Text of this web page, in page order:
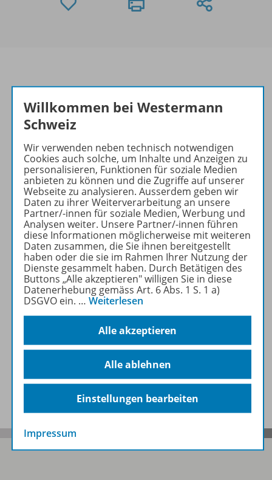
Produktinformationen
Beschreibung
Zugehörige Produkte
Inhaltsverzeichnis
Planungshilfen
Benachrichtigungs-Service
Willkommen bei Westermann
Schweiz
Wir verwenden neben technisch notwendigen
Cookies auch solche, um Inhalte und Anzeigen zu
personalisieren, Funktionen für soziale Medien
anbieten zu können und die Zugriffe auf unserer
Webseite zu analysieren. Ausserdem geben wir
Daten zu ihrer Weiterverarbeitung an unsere
Partner/-innen für soziale Medien, Werbung und
Analysen weiter. Unsere Partner/-innen führen
diese Informationen möglicherweise mit weiteren
Daten zusammen, die Sie ihnen bereitgestellt
haben oder die sie im Rahmen Ihrer Nutzung der
Dienste gesammelt haben. Durch Betätigen des
Buttons „Alle akzeptieren" willigen Sie in diese
Datenerhebung gemäss Art. 6 Abs. 1 S. 1 a)
DSGVO ein. … Weiterlesen
Alle akzeptieren
Alle ablehnen
Einstellungen bearbeiten
Impressum